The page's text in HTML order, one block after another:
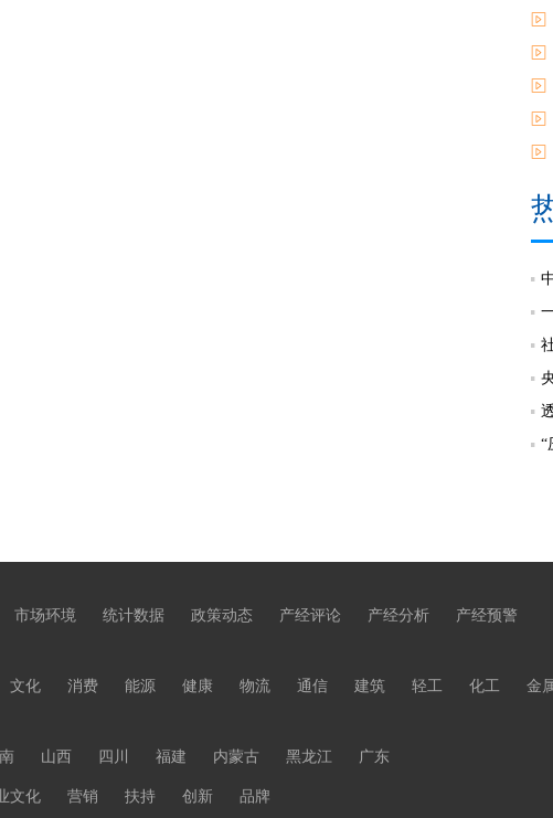
“
市场环境 统计数据 政策动态 产经评论 产经分析
产经预警
文化 消费 能源 健康 物流 通信 建筑 轻工 化工
金
山西 四川 福建 内蒙古 黑龙江 广东
文化 营销 扶持 创新 品牌